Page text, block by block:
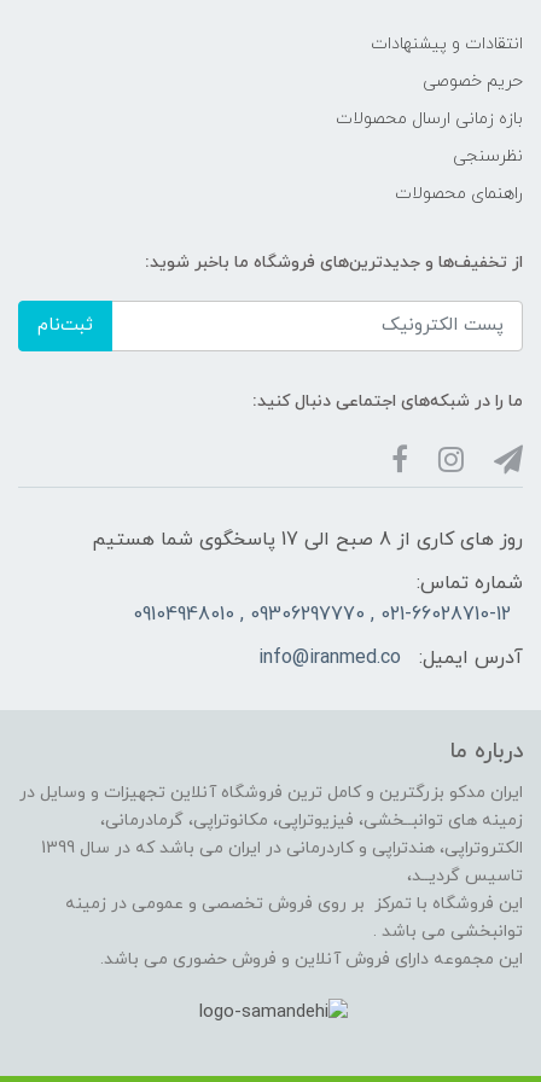
انتقادات و پیشنهادات
حریم خصوصی
بازه زمانی ارسال محصولات
نظرسنجی
راهنمای محصولات
از تخفیف‌ها و جدیدترین‌های فروشگاه ما باخبر شوید:
ثبت‌نام
ما را در شبکه‌های اجتماعی دنبال کنید:
روز های کاری از 8 صبح الی 17 پاسخگوی شما هستیم
شماره تماس:
021-66028710-12 , 09306297770 , 09104948010
آدرس ایمیل:
info@iranmed.co
درباره ما
ایران مدکو بزرگترین و کامل ترین فروشگاه آنلاین تجهیزات و وسایل در
زمینه های توانبــخشی، فیزیوتراپی، مکانوتراپی، گرمادرمانی،
الکتروتراپی، هندتراپی و کاردرمانی در ایران می باشد که در سال 1399
تاسیس گردیــد،
این فروشگاه با تمرکز بر روی فروش تخصصی و عمومی در زمینه
توانبخشی می باشد .
این مجموعه دارای فروش آنلاین و فروش حضوری می باشد.